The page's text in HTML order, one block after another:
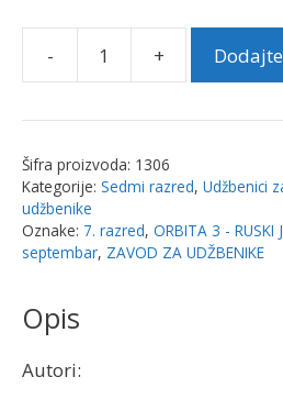
-
ORBITA
-
JEZIK
RADNA
SVESKA
+
Šifra proizvoda: 1306
Kategorije: Sedmi razred, Udžbenici
udžbenike
Oznake: 7. razred, ORBITA 3 - RUSKI
septembar, ZAVOD ZA UDŽBENIKE
Opis
Autori: